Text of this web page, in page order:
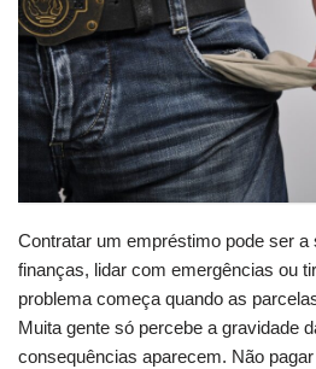
Contratar um empréstimo pode ser a
finanças, lidar com emergências ou
problema começa quando as
Muita gente só percebe a gravidade
consequências aparecem. Não